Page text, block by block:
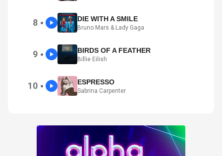
8 ● DIE WITH A SMILE
Bruno Mars & Lady Gaga
9 ● BIRDS OF A FEATHER
Billie Eilish
10 ● ESPRESSO
Sabrina Carpenter